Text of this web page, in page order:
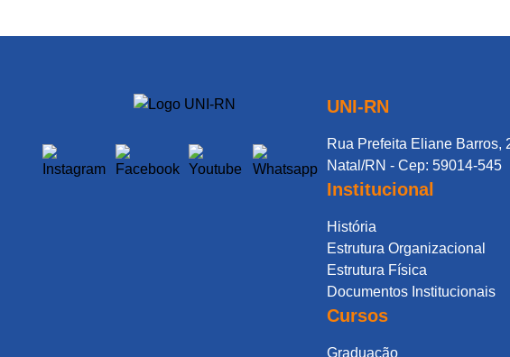
UNI-RN
Rua Prefeita Eliane Barros,
Natal/RN - Cep: 59014-545
Institucional
História
Estrutura Organizacional
Estrutura Física
Documentos Institucionais
Cursos
Graduação